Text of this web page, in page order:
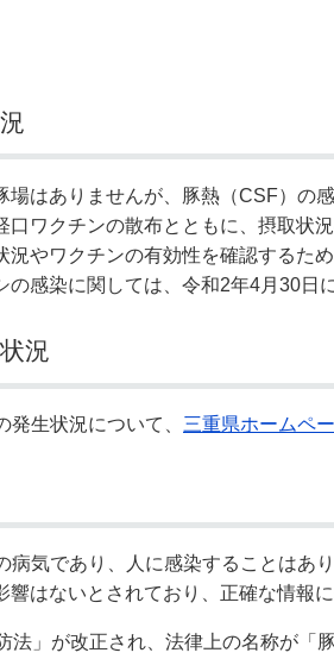
はありませんが、豚熱（CSF）の
ワクチンの散布とともに、摂取状
やワクチンの有効性を確認するた
感染に関しては、令和2年4月30日
況
⽣状況について、 三重県ホームペ
病気であり、⼈に感染することはあ
はないとされており、正確な情報
」が改正され、法律上の名称が「